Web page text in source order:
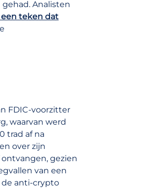
Analisten
teken dat
FDIC-voorzitter
waarvan werd
trad af na
over zijn
gezien
van een
de anti-crypto